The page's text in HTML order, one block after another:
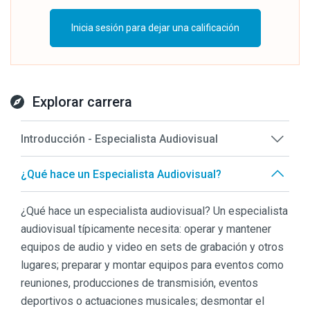
Inicia sesión para dejar una calificación
Explorar carrera
Introducción - Especialista Audiovisual
¿Qué hace un Especialista Audiovisual?
¿Qué hace un especialista audiovisual? Un especialista
audiovisual típicamente necesita: operar y mantener
equipos de audio y video en sets de grabación y otros
lugares; preparar y montar equipos para eventos como
reuniones, producciones de transmisión, eventos
deportivos o actuaciones musicales; desmontar el